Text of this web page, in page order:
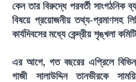
কেন তার বিরুদ্ধে পরবর্তী সাংগঠনিক
বিষয়ে প্রয়োজনীয় তথ্য-প্রমাণসহ
কার্যদিবসের মধ্যে কেন্দ্রীয় শৃঙ্খলা
এর আগে, গত বছরের এপ্রিলে
গাজী সালাউদ্দিন তানভীরকে